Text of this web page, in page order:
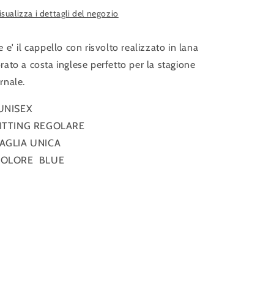
i dettagli del negozio
e' il cappello con risvolto realizzato in lana
a costa inglese perfetto per la stagione
REGOLARE
UNICA
BLUE